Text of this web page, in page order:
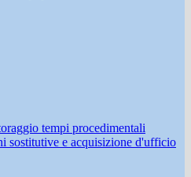
tempi procedimentali
sostitutive e acquisizione d'ufficio